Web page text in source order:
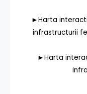
►Harta
infrastructurii
►Harta